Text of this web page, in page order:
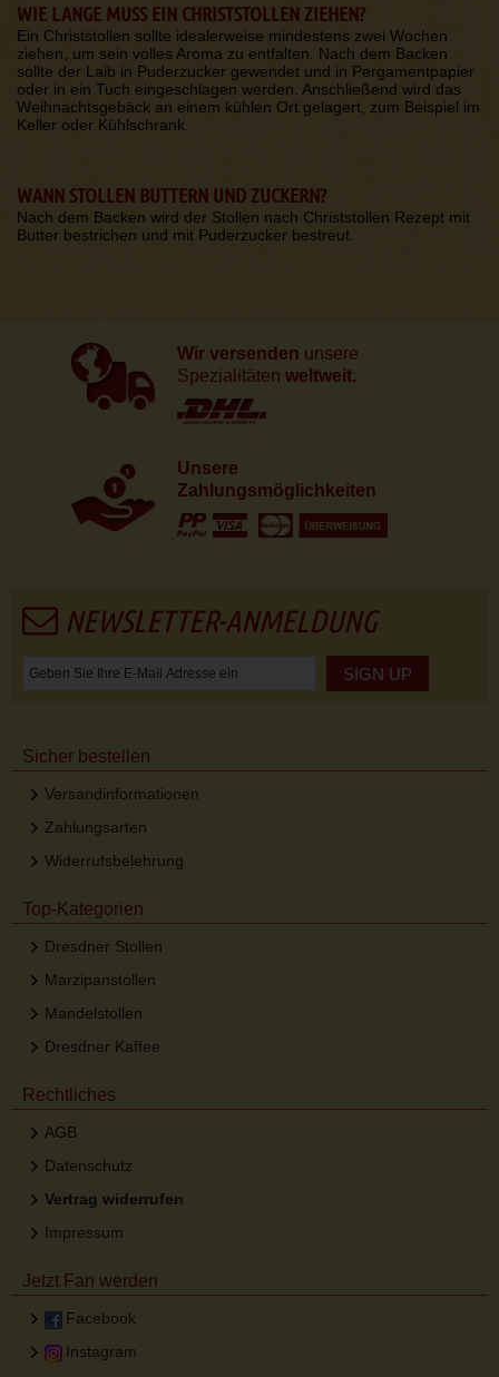
WIE LANGE MUSS EIN CHRISTSTOLLEN ZIEHEN?
Ein Christstollen sollte idealerweise mindestens zwei Wochen
ziehen, um sein volles Aroma zu entfalten. Nach dem Backen
sollte der Laib in Puderzucker gewendet und in Pergamentpapier
oder in ein Tuch eingeschlagen werden. Anschließend wird das
Weihnachtsgebäck an einem kühlen Ort gelagert, zum Beispiel im
Keller oder Kühlschrank.
WANN STOLLEN BUTTERN UND ZUCKERN?
Nach dem Backen wird der Stollen nach Christstollen Rezept mit
Butter bestrichen und mit Puderzucker bestreut.
Wir versenden unsere
Spezialitäten weltweit.
Unsere
Zahlungsmöglichkeiten
NEWSLETTER-ANMELDUNG
SIGN UP
Sicher bestellen
Versandinformationen
Zahlungsarten
Widerrufsbelehrung
Top-Kategorien
Dresdner Stollen
Marzipanstollen
Mandelstollen
Dresdner Kaffee
Rechtliches
AGB
Datenschutz
Vertrag widerrufen
Impressum
Jetzt Fan werden
Facebook
Instagram